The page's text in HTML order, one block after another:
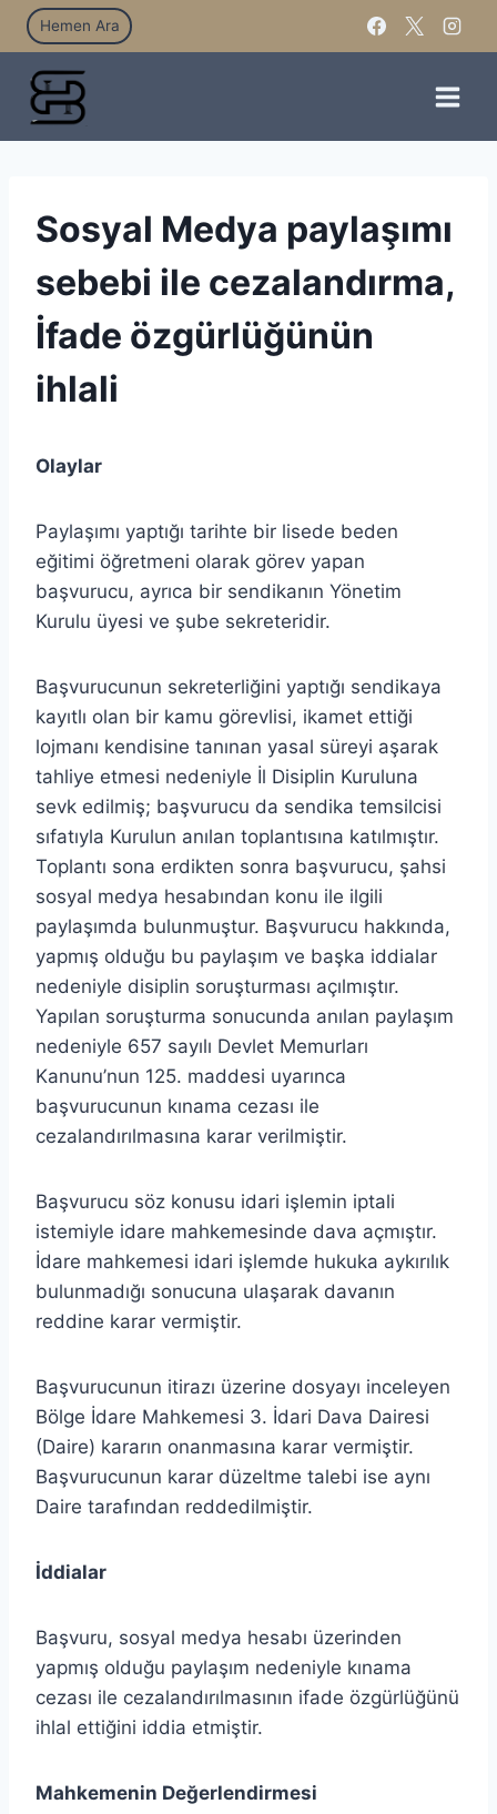
Hemen Ara
Sosyal Medya paylaşımı
sebebi ile cezalandırma,
İfade özgürlüğünün
ihlali
Olaylar
Paylaşımı yaptığı tarihte bir lisede beden
eğitimi öğretmeni olarak görev yapan
başvurucu, ayrıca bir sendikanın Yönetim
Kurulu üyesi ve şube sekreteridir.
Başvurucunun sekreterliğini yaptığı sendikaya
kayıtlı olan bir kamu görevlisi, ikamet ettiği
lojmanı kendisine tanınan yasal süreyi aşarak
tahliye etmesi nedeniyle İl Disiplin Kuruluna
sevk edilmiş; başvurucu da sendika temsilcisi
sıfatıyla Kurulun anılan toplantısına katılmıştır.
Toplantı sona erdikten sonra başvurucu, şahsi
sosyal medya hesabından konu ile ilgili
paylaşımda bulunmuştur. Başvurucu hakkında,
yapmış olduğu bu paylaşım ve başka iddialar
nedeniyle disiplin soruşturması açılmıştır.
Yapılan soruşturma sonucunda anılan paylaşım
nedeniyle 657 sayılı Devlet Memurları
Kanunu’nun 125. maddesi uyarınca
başvurucunun kınama cezası ile
cezalandırılmasına karar verilmiştir.
Başvurucu söz konusu idari işlemin iptali
istemiyle idare mahkemesinde dava açmıştır.
İdare mahkemesi idari işlemde hukuka aykırılık
bulunmadığı sonucuna ulaşarak davanın
reddine karar vermiştir.
Başvurucunun itirazı üzerine dosyayı inceleyen
Bölge İdare Mahkemesi 3. İdari Dava Dairesi
(Daire) kararın onanmasına karar vermiştir.
Başvurucunun karar düzeltme talebi ise aynı
Daire tarafından reddedilmiştir.
İddialar
Başvuru, sosyal medya hesabı üzerinden
yapmış olduğu paylaşım nedeniyle kınama
cezası ile cezalandırılmasının ifade özgürlüğünü
ihlal ettiğini iddia etmiştir.
Mahkemenin Değerlendirmesi